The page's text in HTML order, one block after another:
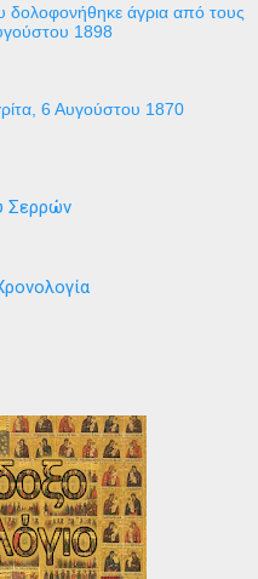
δολοφονήθηκε άγρια από τους
1898
6 Αυγούστου 1870
Σερρών